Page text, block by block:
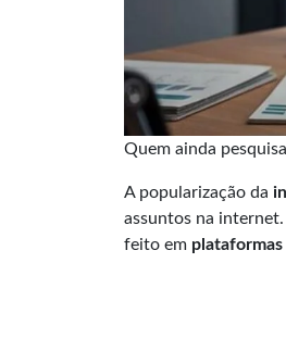
Quem ainda
A popularização da
assuntos na
feito em plataformas